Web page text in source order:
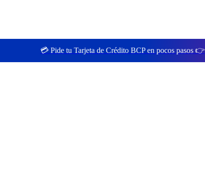
💳 Pide tu Tarjeta de Crédito BCP en pocos pasos 👉